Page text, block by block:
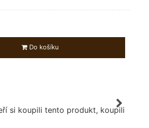
Do košíku
si koupili tento produkt, koupili